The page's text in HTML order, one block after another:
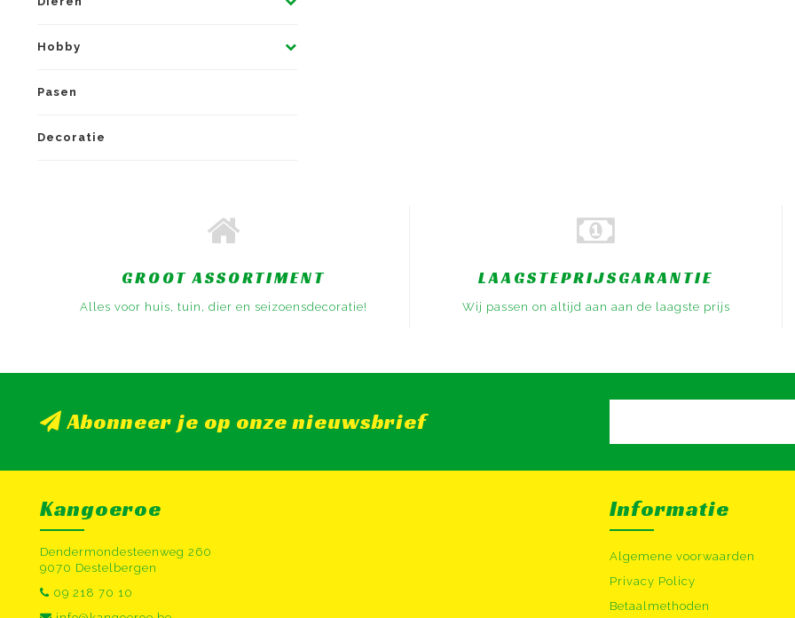
Hobby
Pasen
Decoratie
GROOT ASSORTIMENT
Alles voor huis, tuin, dier en seizoensdecoratie!
LAAGSTEPRIJSGARANTIE
Wij passen on altijd aan aan de laagste prijs
Abonneer je op onze nieuwsbrief
Kangoeroe
Dendermondesteenweg 260
9070 Destelbergen
09 218 70 10
Informatie
Algemene voorwaarden
Privacy Policy
Betaalmethoden